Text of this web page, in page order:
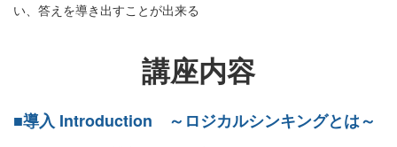
い、答えを導き出すことが出来る
講座内容
■導入 Introduction ～ロジカルシンキングとは～